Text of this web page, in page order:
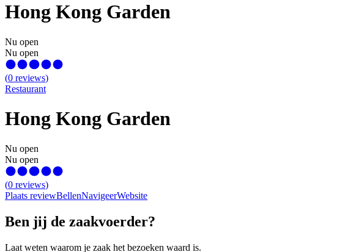
Hong Kong Garden
Nu open
Nu open
(0 reviews)
Restaurant
Hong Kong Garden
Nu open
Nu open
(0 reviews)
Plaats reviewBellenNavigeerWebsite
Ben jij de zaakvoerder?
Laat weten waarom je zaak het bezoeken waard is.